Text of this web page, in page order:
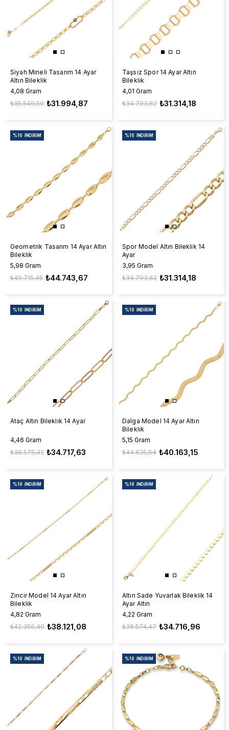
Siyah Mineli Tasarım 14 Ayar
Altın Bileklik
4,08 Gram
₺31.994,87
₺35.549,50
Taşsız Spor 14 Ayar Altın
Bileklik
4,01 Gram
₺31.314,18
₺34.793,62
Geometrik Tasarım 14 Ayar Altın
Bileklik
5,98 Gram
₺44.743,67
₺49.715,45
%10 İNDIRIM
Spor Model Altın Bileklik 14
Ayar
3,95 Gram
₺31.314,18
₺34.793,62
%10 İNDIRIM
Ataç Altın Bileklik 14 Ayar
4,46 Gram
₺34.717,63
₺38.575,42
%10 İNDIRIM
Dalga Model 14 Ayar Altın
Bileklik
5,15 Gram
₺40.163,15
₺44.625,64
%10 İNDIRIM
Zincir Model 14 Ayar Altın
Bileklik
4,82 Gram
₺38.121,08
₺42.356,40
%10 İNDIRIM
Altın Sade Yuvarlak Bileklik 14
Ayar Altın
4,22 Gram
₺34.716,96
₺38.574,47
%10 İNDIRIM
%10 İNDIRIM %10 İNDIRIM